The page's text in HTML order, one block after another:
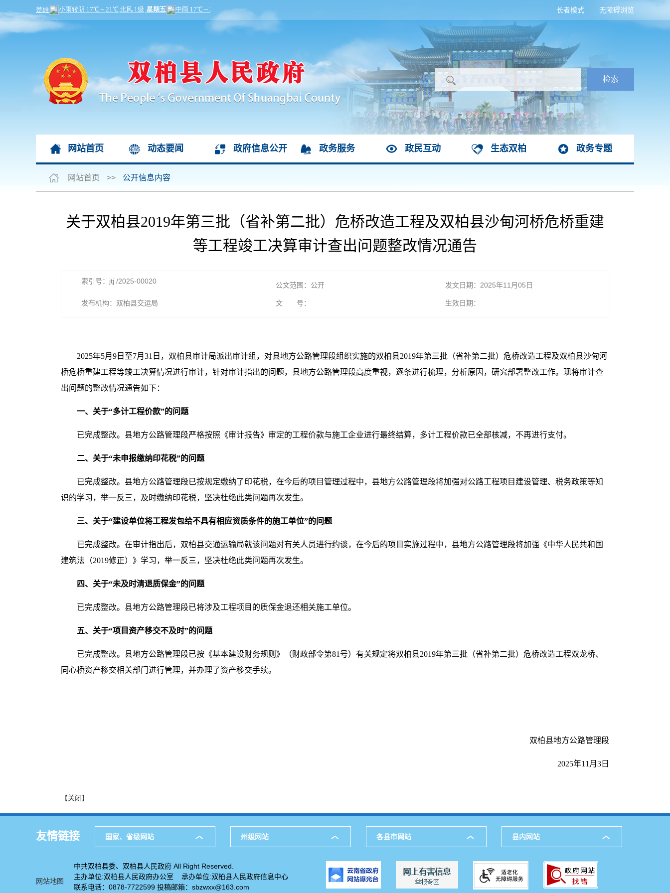
无障碍浏览
长者模式
网站首页 动态要闻 政府信息公开 政务服务 政民互动 生态双柏 政务专题
网站首页 >> 公开信息内容
关于双柏县2019年第三批（省补第二批）危桥改造工程及双柏县沙甸河桥危桥重建
等工程竣工决算审计查出问题整改情况通告
索引号：jtj /2025-00020 公文范围：公开 发文日期：2025年11月05日
发布机构：双柏县交运局 文 号： 生效日期：
2025年5月9日至7月31日，双柏县审计局派出审计组，对县地方公路管理段组织实施的双柏县2019年第三批（省补第二批）危桥改造工程及双柏县沙甸河
桥危桥重建工程等竣工决算情况进行审计，针对审计指出的问题，县地方公路管理段高度重视，逐条进行梳理，分析原因，研究部署整改工作。现将审计查
出问题的整改情况通告如下：
一、关于“多计工程价款”的问题
已完成整改。县地方公路管理段严格按照《审计报告》审定的工程价款与施工企业进行最终结算，多计工程价款已全部核减，不再进行支付。
二、关于“未申报缴纳印花税”的问题
已完成整改。县地方公路管理段已按规定缴纳了印花税，在今后的项目管理过程中，县地方公路管理段将加强对公路工程项目建设管理、税务政策等知
识的学习，举一反三，及时缴纳印花税，坚决杜绝此类问题再次发生。
三、关于“建设单位将工程发包给不具有相应资质条件的施工单位”的问题
已完成整改。在审计指出后，双柏县交通运输局就该问题对有关人员进行约谈，在今后的项目实施过程中，县地方公路管理段将加强《中华人民共和国
建筑法（2019修正）》学习，举一反三，坚决杜绝此类问题再次发生。
四、关于“未及时清退质保金”的问题
已完成整改。县地方公路管理段已将涉及工程项目的质保金退还相关施工单位。
五、关于“项目资产移交不及时”的问题
已完成整改。县地方公路管理段已按《基本建设财务规则》（财政部令第81号）有关规定将双柏县2019年第三批（省补第二批）危桥改造工程双龙桥、
同心桥资产移交相关部门进行管理，并办理了资产移交手续。
双柏县地方公路管理段
2025年11月3日
【关闭】
友情链接 国家、省级网站 州级网站 各县市网站 县内网站
网站地图
中共双柏县委、双柏县人民政府 All Right Reserved.
主办单位:双柏县人民政府办公室 承办单位:双柏县人民政府信息中心
联系电话：0878-7722599 投稿邮箱：sbzwxx@163.com